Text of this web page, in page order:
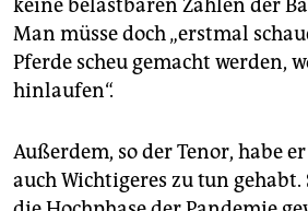
keine belastbaren Zahlen der
Man müsse doch „erstmal
Pferde scheu gemacht werden,
hinlaufen“.
Außerdem, so der Tenor, habe
auch Wichtigeres zu tun gehabt.